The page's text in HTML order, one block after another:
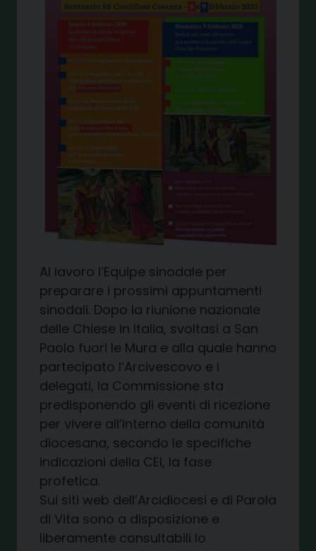
Al lavoro l’Equipe sinodale per
preparare i prossimi appuntamenti
sinodali. Dopo la riunione nazionale
delle Chiese in Italia, svoltasi a San
Paolo fuori le Mura e alla quale hanno
partecipato l’Arcivescovo e i
delegati, la Commissione sta
predisponendo gli eventi di ricezione
per vivere all’interno della comunità
diocesana, secondo le specifiche
indicazioni della CEI, la fase
profetica.
Sui siti web dell’Arcidiocesi e di Parola
di Vita sono a disposizione e
liberamente consultabili lo